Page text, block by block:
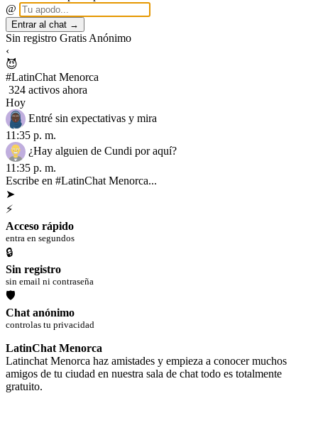
@
Entrar al chat →
Sin registro Gratis Anónimo
‹
😈
#LatinChat Menorca
324 activos ahora
Hoy
Entré sin expectativas y mira
11:35 p. m.
¿Hay alguien de Cundi por aquí?
11:35 p. m.
Escribe en #LatinChat Menorca...
➤
⚡
Acceso rápido
entra en segundos
🔒
Sin registro
sin email ni contraseña
🛡
Chat anónimo
controlas tu privacidad
LatinChat Menorca
Latinchat Menorca haz amistades y empieza a conocer muchos
amigos de tu ciudad en nuestra sala de chat todo es totalmente
gratuito.